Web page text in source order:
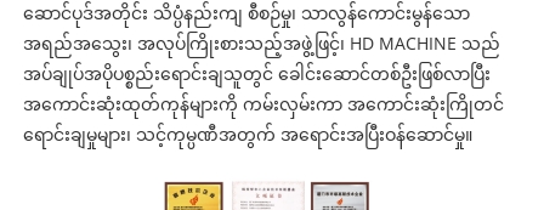
ဆောင်ပုဒ်အတိုင်း သိပ္ပံနည်းကျ စီစဉ်မှု၊ သာလွန်ကောင်းမွန်သော
အရည်အသွေး၊ အလုပ်ကြိုးစားသည့်အဖွဲ့ဖြင့်၊ HD MACHINE သည်
အပ်ချုပ်အပိုပစ္စည်းရောင်းချသူတွင် ခေါင်းဆောင်တစ်ဦးဖြစ်လာပြီး
အကောင်းဆုံးထုတ်ကုန်များကို ကမ်းလှမ်းကာ အကောင်းဆုံးကြိုတင်
ရောင်းချမှုများ၊ သင့်ကုမ္ပဏီအတွက် အရောင်းအပြီးဝန်ဆောင်မှု။